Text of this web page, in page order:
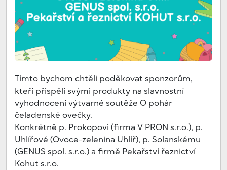
Tímto bychom chtěli poděkovat sponzorům,
kteří přispěli svými produkty na slavnostní
vyhodnocení výtvarné soutěže O pohár
čeladenské ovečky.
Konkrétně p. Prokopovi (firma V PRON s.r.o.), p.
Uhlířové (Ovoce-zelenina Uhlíř), p. Solanskému
(GENUS spol. s.r.o.) a firmě Pekařství řeznictví
Kohut s.r.o.